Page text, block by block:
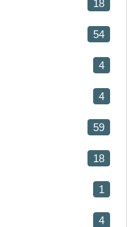
18
54
4
4
59
18
1
4